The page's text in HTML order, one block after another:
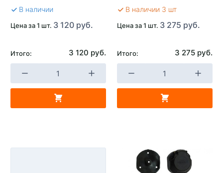
В наличии
Цена за 1 шт. 3 120 руб.
Итого: 3 120 руб.
В наличии 3 шт
Цена за 1 шт. 3 275 руб.
Итого: 3 275 руб.